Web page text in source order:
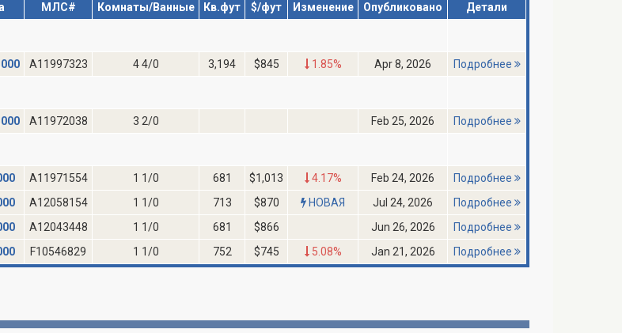
МЛС# Комнаты/Ванные Кв.фут $/фут Изменение Опубликовано Детали
A11997323 4 4/0 3,194 $845 1.85% Apr 8, 2026 Подробнее
A11972038 3 2/0 Feb 25, 2026 Подробнее
A11971554 1 1/0 681 $1,013 4.17% Feb 24, 2026
Подробнее
A12058154 1 1/0 713 $870 НОВАЯ Jul 24, 2026
Подробнее
A12043448 1 1/0 681 $866 Jun 26, 2026
Подробнее
F10546829 1 1/0 752 $745 5.08% Jan 21, 2026 Подробнее